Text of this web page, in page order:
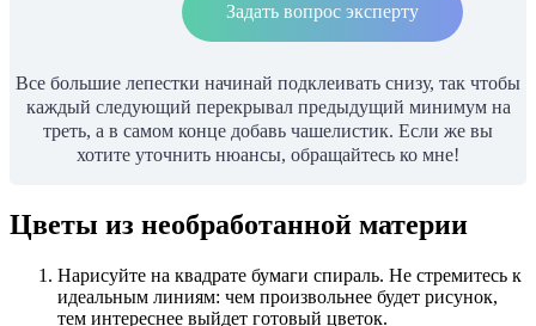
Задать вопрос эксперту
Все большие лепестки начинай подклеивать снизу, так чтобы
каждый следующий перекрывал предыдущий минимум на
треть, а в самом конце добавь чашелистик. Если же вы
хотите уточнить нюансы, обращайтесь ко мне!
Цветы из необработанной материи
Нарисуйте на квадрате бумаги спираль. Не стремитесь к
идеальным линиям: чем произвольнее будет рисунок,
тем интереснее выйдет готовый цветок.